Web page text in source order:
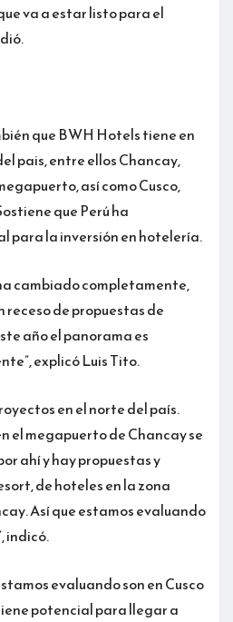
va a estar listo para el
que BWH Hotels tiene en
pais, entre ellos Chancay,
así como Cusco,
que Perú ha
para la inversión en hotelería.
cambiado completamente,
receso de propuestas de
año el panorama es
explicó Luis Tito.
en el norte del país.
el megapuerto de Chancay se
ahí y hay propuestas y
de hoteles en la zona
Así que estamos evaluando
indicó.
evaluando son en Cusco
potencial para llegar a